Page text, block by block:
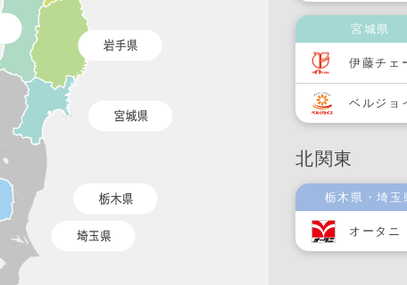
宮城県
伊藤チェ
ベルジョ
北関東
栃木県・埼玉
オータニ